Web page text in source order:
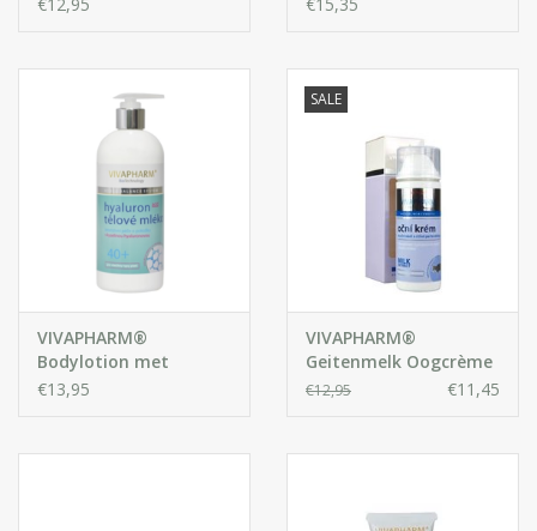
VIVAPHARM®
Bodylotion met
Hyaluronzuur
€13,95
SALE
VIVAPHARM®
Geitenmelk Oogcrème
€12,95 €11,45